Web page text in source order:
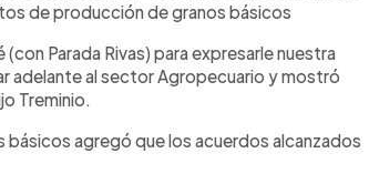
de producción de granos básicos
Parada Rivas) para expresarle nuestra
adelante al sector Agropecuario y mostró
Treminio.
agregó que los acuerdos alcanzados